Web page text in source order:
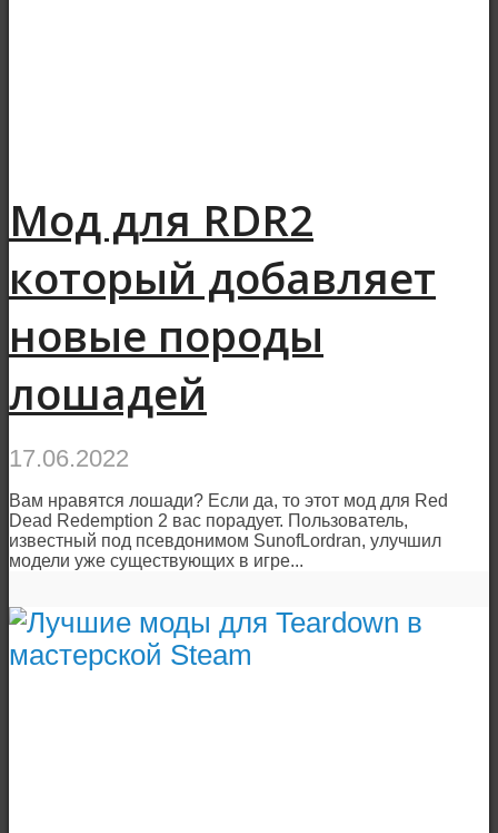
Мод для RDR2
который добавляет
новые породы
лошадей
17.06.2022
Вам нравятся лошади? Если да, то этот мод для Red
Dead Redemption 2 вас порадует. Пользователь,
известный под псевдонимом SunofLordran, улучшил
модели уже существующих в игре...